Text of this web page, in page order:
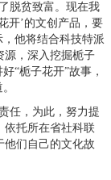
脱贫致富。现在我
开’的文创产品，要
，他将结合科技特派
源，深入挖掘栀子
“栀子花开”故事，
任，为此，努力提
依托所在省社科联
他们自己的文化故